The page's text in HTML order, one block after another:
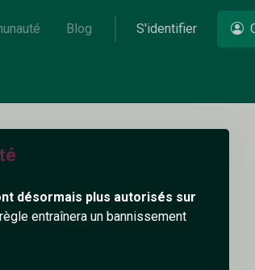
désormais plus autorisés sur
entraînera un bannissement
Blog S'identifier